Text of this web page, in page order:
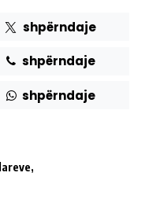
shpërndaje
shpërndaje
shpërndaje